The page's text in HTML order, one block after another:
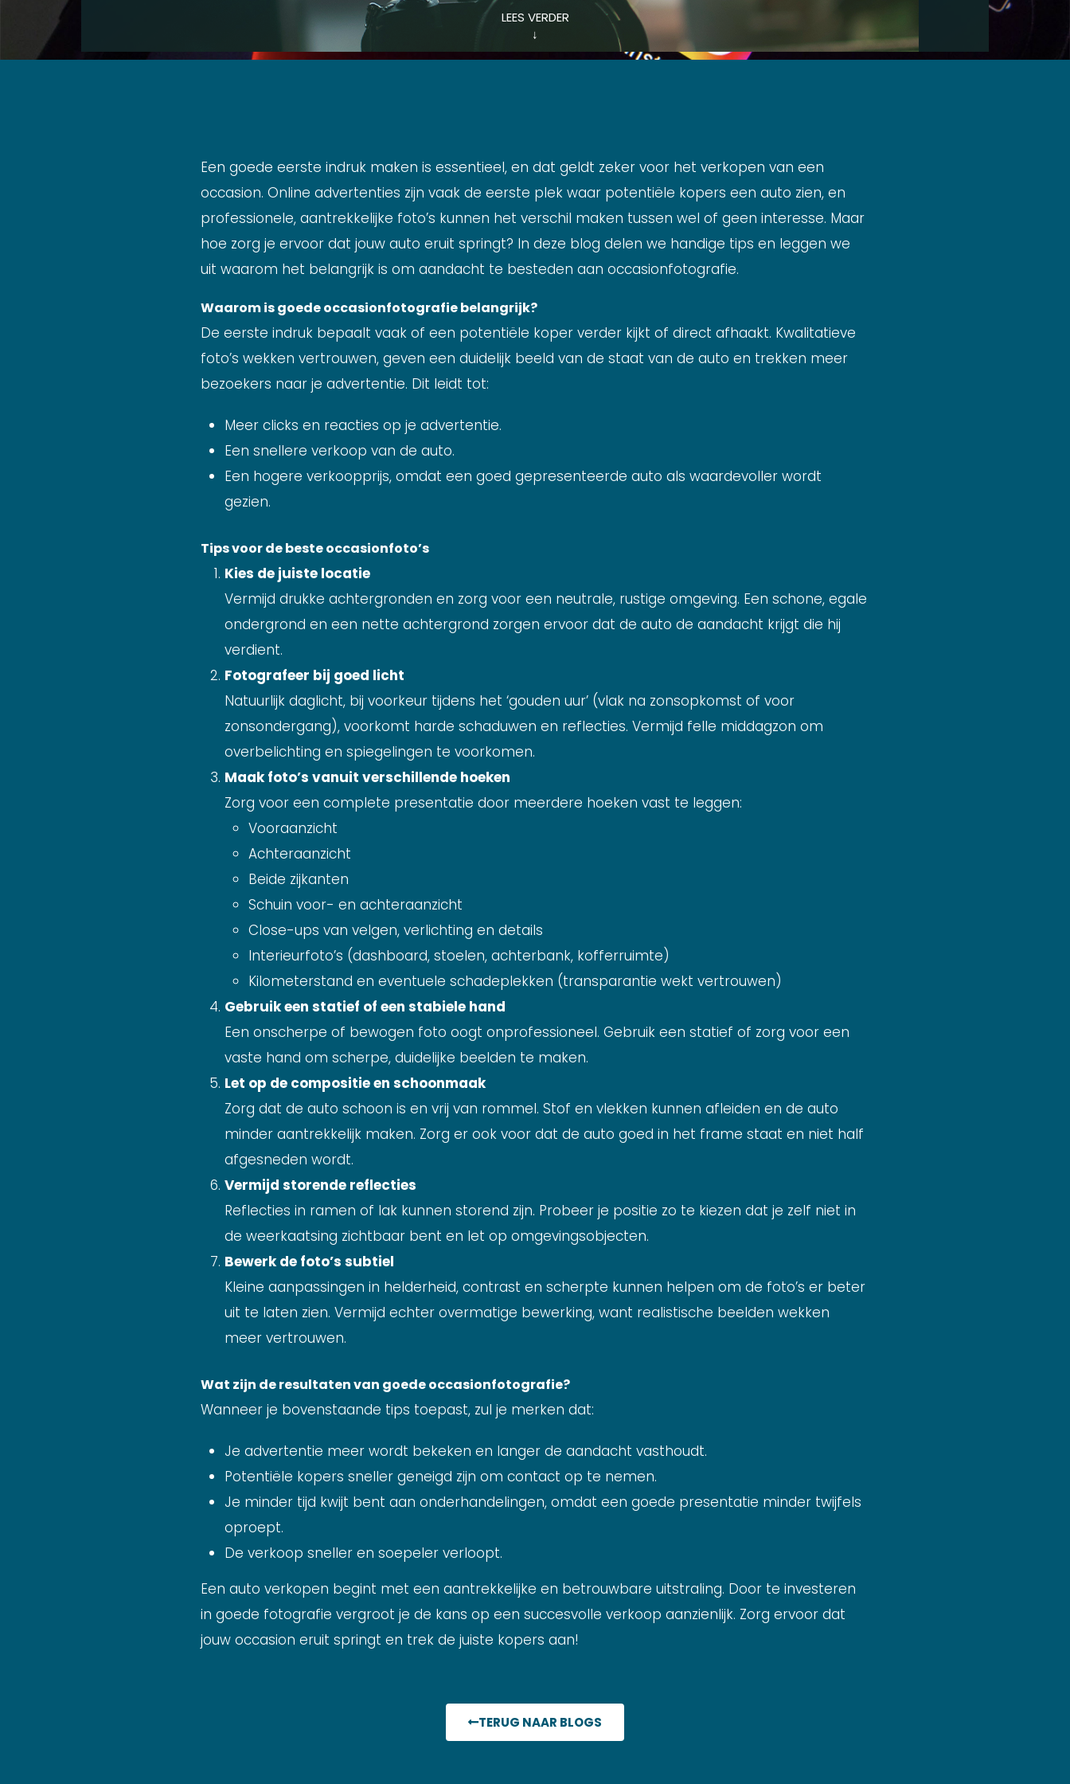
LEES VERDER
↓
Een goede eerste indruk maken is essentieel, en dat geldt zeker voor het verkopen van een
occasion. Online advertenties zijn vaak de eerste plek waar potentiële kopers een auto zien, en
professionele, aantrekkelijke foto’s kunnen het verschil maken tussen wel of geen interesse. Maar
hoe zorg je ervoor dat jouw auto eruit springt? In deze blog delen we handige tips en leggen we
uit waarom het belangrijk is om aandacht te besteden aan occasionfotografie.
Waarom is goede occasionfotografie belangrijk?
De eerste indruk bepaalt vaak of een potentiële koper verder kijkt of direct afhaakt. Kwalitatieve
foto’s wekken vertrouwen, geven een duidelijk beeld van de staat van de auto en trekken meer
bezoekers naar je advertentie. Dit leidt tot:
Meer clicks en reacties op je advertentie.
Een snellere verkoop van de auto.
Een hogere verkoopprijs, omdat een goed gepresenteerde auto als waardevoller wordt
gezien.
Tips voor de beste occasionfoto’s
Kies de juiste locatie
Vermijd drukke achtergronden en zorg voor een neutrale, rustige omgeving. Een schone, egale
ondergrond en een nette achtergrond zorgen ervoor dat de auto de aandacht krijgt die hij
verdient.
Fotografeer bij goed licht
Natuurlijk daglicht, bij voorkeur tijdens het ‘gouden uur’ (vlak na zonsopkomst of voor
zonsondergang), voorkomt harde schaduwen en reflecties. Vermijd felle middagzon om
overbelichting en spiegelingen te voorkomen.
Maak foto’s vanuit verschillende hoeken
Zorg voor een complete presentatie door meerdere hoeken vast te leggen:
Vooraanzicht
Achteraanzicht
Beide zijkanten
Schuin voor- en achteraanzicht
Close-ups van velgen, verlichting en details
Interieurfoto’s (dashboard, stoelen, achterbank, kofferruimte)
Kilometerstand en eventuele schadeplekken (transparantie wekt vertrouwen)
Gebruik een statief of een stabiele hand
Een onscherpe of bewogen foto oogt onprofessioneel. Gebruik een statief of zorg voor een
vaste hand om scherpe, duidelijke beelden te maken.
Let op de compositie en schoonmaak
Zorg dat de auto schoon is en vrij van rommel. Stof en vlekken kunnen afleiden en de auto
minder aantrekkelijk maken. Zorg er ook voor dat de auto goed in het frame staat en niet half
afgesneden wordt.
Vermijd storende reflecties
Reflecties in ramen of lak kunnen storend zijn. Probeer je positie zo te kiezen dat je zelf niet in
de weerkaatsing zichtbaar bent en let op omgevingsobjecten.
Bewerk de foto’s subtiel
Kleine aanpassingen in helderheid, contrast en scherpte kunnen helpen om de foto’s er beter
uit te laten zien. Vermijd echter overmatige bewerking, want realistische beelden wekken
meer vertrouwen.
Wat zijn de resultaten van goede occasionfotografie?
Wanneer je bovenstaande tips toepast, zul je merken dat:
Je advertentie meer wordt bekeken en langer de aandacht vasthoudt.
Potentiële kopers sneller geneigd zijn om contact op te nemen.
Je minder tijd kwijt bent aan onderhandelingen, omdat een goede presentatie minder twijfels
oproept.
De verkoop sneller en soepeler verloopt.
Een auto verkopen begint met een aantrekkelijke en betrouwbare uitstraling. Door te investeren
in goede fotografie vergroot je de kans op een succesvolle verkoop aanzienlijk. Zorg ervoor dat
jouw occasion eruit springt en trek de juiste kopers aan!
TERUG NAAR BLOGS